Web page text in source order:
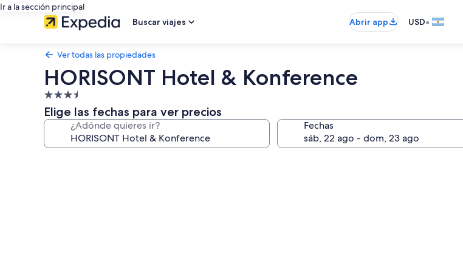
Ir a la sección principal
Buscar viajes
Abrir app USD•
Ver todas las propiedades
HORISONT Hotel & Konference
Propiedad
de
3.5
estrellas
Elige las fechas para ver precios
¿Adónde quieres ir? Fechas